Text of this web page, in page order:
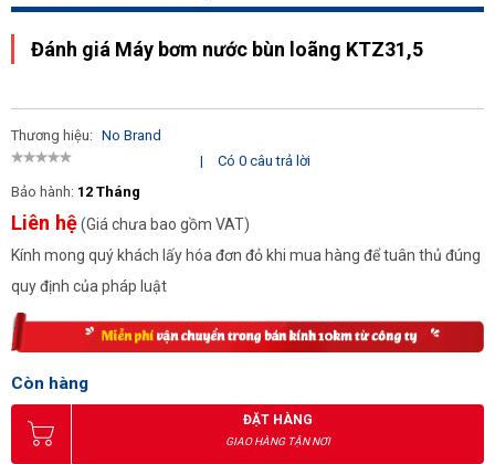
Đánh giá Máy bơm nước bùn loãng KTZ31,5
Thương hiệu: No Brand
|
Có 0 câu trả lời
Bảo hành: 12 Tháng
Liên hệ(Giá chưa bao gồm VAT)
Kính mong quý khách lấy hóa đơn đỏ khi mua hàng để tuân thủ đúng
quy định của pháp luật
Còn hàng
ĐẶT HÀNG
GIAO HÀNG TẬN NƠI